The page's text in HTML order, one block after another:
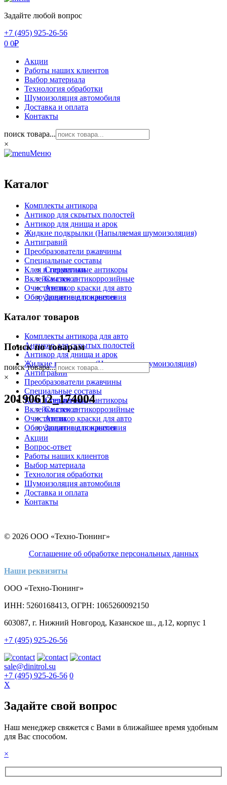
Задайте любой вопрос
+7 (495) 925-26-56
0 0₽
Акции
Работы наших клиентов
Выбор материала
Технология обработки
Шумоизоляция автомобиля
Доставка и оплата
Контакты
поиск товара...
×
Меню
Каталог
Комплекты антикора
Антикор для скрытых полостей
Антикор для днища и арок
Жидкие подкрылки (Напыляемая шумоизоляция)
Антигравий
Преобразователи ржавчины
Специальные составы
Специальные антикоры
Смазки антикоррозийные
Антикор краски для авто
Защитные покрытия
Клея и герметики
Вклейка стекол
Очистители
Оборудование для нанесения
Каталог товаров
Комплекты антикора для авто
Антикор для скрытых полостей
Антикор для днища и арок
Жидкие подкрылки (Напыляемая шумоизоляция)
Антигравий
Преобразователи ржавчины
Специальные составы
Специальные антикоры
Смазки антикоррозийные
Антикор краски для авто
Защитные покрытия
Клея и герметики
Вклейка стекол
Очистители
Оборудование для нанесения
Поиск по товарам
поиск товара...
×
20190612_174004
Акции
Вопрос-ответ
Работы наших клиентов
Выбор материала
Технология обработки
Шумоизоляция автомобиля
Доставка и оплата
Контакты
© 2026 ООО «Техно-Тюнинг»
Соглашение об обработке персональных данных
Наши реквизиты
ООО «Техно-Тюнинг»
ИНН: 5260168413, ОГРН: 1065260092150
603087, г. Нижний Новгород, Казанское ш., д.12, корпус 1
+7 (495) 925-26-56
sale@dinitrol.su
+7 (495) 925-26-56 0
X
Задайте свой вопрос
Наш менеджер свяжется с Вами в ближайшее время удобным
для Вас способом.
×